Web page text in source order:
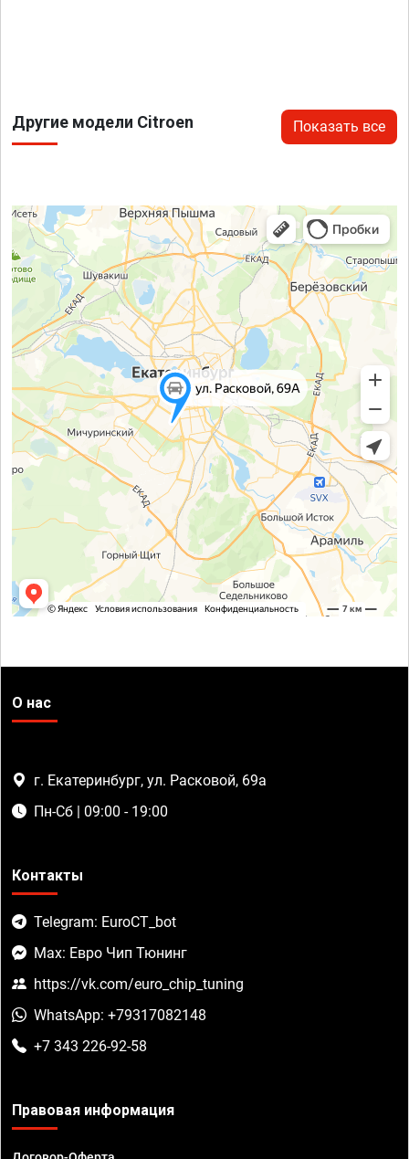
Другие модели Citroen Показать все
О нас
г. Екатеринбург, ул. Расковой, 69а
Пн-Сб | 09:00 - 19:00
Контакты
Telegram: EuroCT_bot
Max: Евро Чип Тюнинг
https://vk.com/euro_chip_tuning
WhatsApp: +79317082148
+7 343 226-92-58
Правовая информация